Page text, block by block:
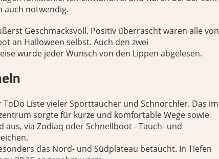
auch notwendig.
Geschmacksvoll. Positiv überrascht waren alle von
an Halloween selbst. Auch den zwei
wurde jeder Wunsch von den Lippen abgelesen.
Liste vieler Sporttaucher und Schnorchler. Das im
sorgte für kurze und komfortable Wege sowie
aus, via Zodiaq oder Schnellboot - Tauch- und
das Nord- und Südplateau betaucht. In Tiefen